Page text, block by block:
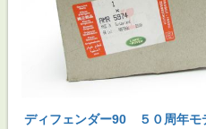
ディフェンダー90 ５０周年モ